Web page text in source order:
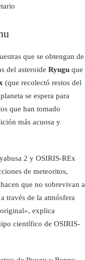
que se obtengan de
del asteroide Ryugu que
(que recolectó restos del
se espera para
que han tomado
más acuosa y
2 y OSIRIS-REx
de meteoritos,
que no sobrevivan a
través de la atmósfera
explica
científico de OSIRIS-